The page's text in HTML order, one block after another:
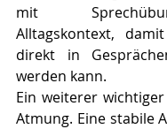
mit
Alltagskontext,
direkt in
werden kann.
Ein weiterer
Atmung. Eine stabile